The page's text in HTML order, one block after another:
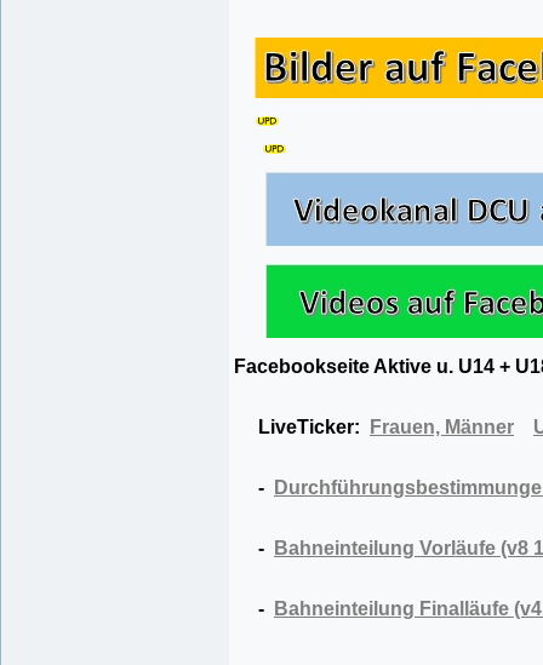
Facebookseite Aktive u. U14 +
LiveTicker: Frauen, Männer
-
- Bahneinteilung Vorläufe (v8
- Bahneinteilung Finalläufe (v4